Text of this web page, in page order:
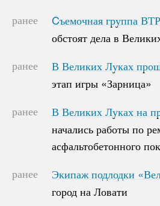
ранее
Cъемочная группа
обстоят дела в
Cъемочная группа
обстоят дела в
ранее
В Великих Луках
этап игры «Зарница»
В Великих Луках
этап игры «Зарница»
ранее
В Великих Луках на
начались работы по
асфальтобетонного
В Великих Луках на
начались работы по
асфальтобетонного
ранее
Экипаж подлодки
город на Ловати
Экипаж подлодки
город на Ловати